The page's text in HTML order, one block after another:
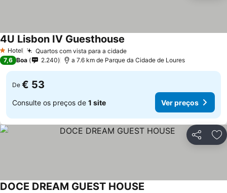
1 Estrelas
Hotel Quartos com vista para a cidade
4U Lisbon IV Guesthouse
7,6 Boa 2.240 a 7.6 km de Parque da Cidade de Loures
De € 53
Consulte os preços de 1 site Ver preços
Partilhar
DOCE DREAM GUEST HOUSE